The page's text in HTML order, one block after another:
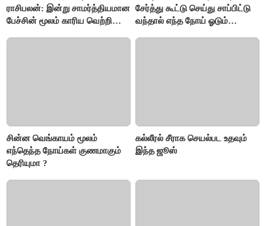
ராசிபலன்: இன்று சாமர்த்தியமான
பேச்சின் மூலம் காரிய வெற்றி
சேர்த்து கூட்டு செய்து சாப்பிட்டு
வந்தால் எந்த நோய் ஓடும்
சின்ன வெங்காயம் மூலம்
எந்தெந்த நோய்கள் குணமாகும்
தெரியுமா ?
கல்லீரல் சீராக செயல்பட உதவும்
இந்த ஜூஸ்